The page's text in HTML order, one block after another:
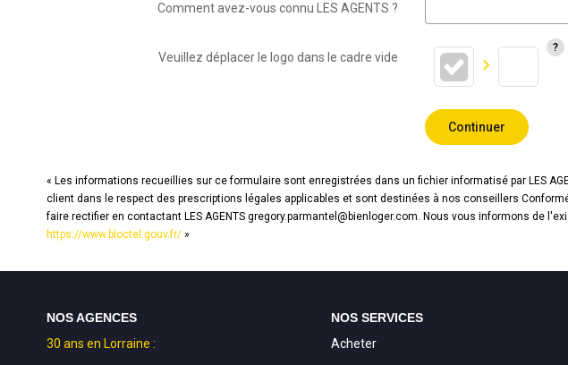
Comment avez-vous connu LES AGENTS ?
Veuillez déplacer le logo dans le cadre vide
Continuer
« Les informations recueillies sur ce formulaire sont enregistrées dans un fichier informatisé par LES
client dans le respect des prescriptions légales applicables et sont destinées à nos conseillers
faire rectifier en contactant LES AGENTS gregory.parmantel@bienloger.com. Nous vous informons de
https://www.bloctel.gouv.fr/ »
NOS AGENCES
30 ans en Lorraine :
NOS SERVICES
Acheter